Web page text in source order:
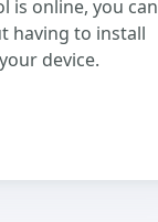
is online, you can
having to install
device.